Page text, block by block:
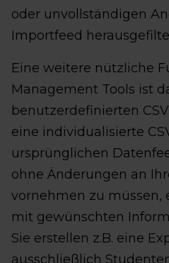
oder unvollständigen
Importfeed
Eine weitere nützliche
Management Tools ist
benutzerdefinierten
eine individualisierte
ursprünglichen
ohne Änderungen an
vornehmen zu müssen,
mit gewünschten
Sie erstellen z.B. eine
ausschließlich